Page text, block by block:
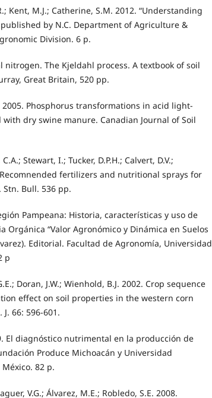
Kent, M.J.; Catherine, S.M. 2012. “Understanding
published by N.C. Department of Agriculture &
Division. 6 p.
nitrogen. The Kjeldahl process. A textbook of soil
Great Britain, 520 pp.
2005. Phosphorus transformations in acid light-
dry swine manure. Canadian Journal of Soil
Stewart, I.; Tucker, D.P.H.; Calvert, D.V.;
fertilizers and nutritional sprays for
Stn. Bull. 536 pp.
Pampeana: Historia, características y uso de
Orgánica “Valor Agronómico y Dinámica en Suelos
Editorial. Facultad de Agronomía, Universidad
p
Doran, J.W.; Wienhold, B.J. 2002. Crop sequence
effect on soil properties in the western corn
J. 66: 596-601.
El diagnóstico nutrimental en la producción de
Produce Michoacán y Universidad
82 p.
V.G.; Álvarez, M.E.; Robledo, S.E. 2008.